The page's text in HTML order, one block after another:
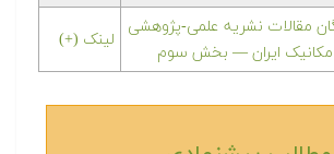
مقالات نشریه علمی-پژوهشی
ایران — بخش سوم
لینک (+)